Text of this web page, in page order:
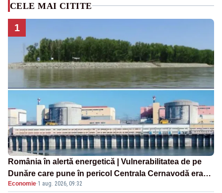
CELE MAI CITITE
1
România în alertă energetică | Vulnerabilitatea de pe
Dunăre care pune în pericol Centrala Cernavodă era
cunoscută de pe vremea lui Ceaușescu
Economie·1 aug. 2026, 09:32